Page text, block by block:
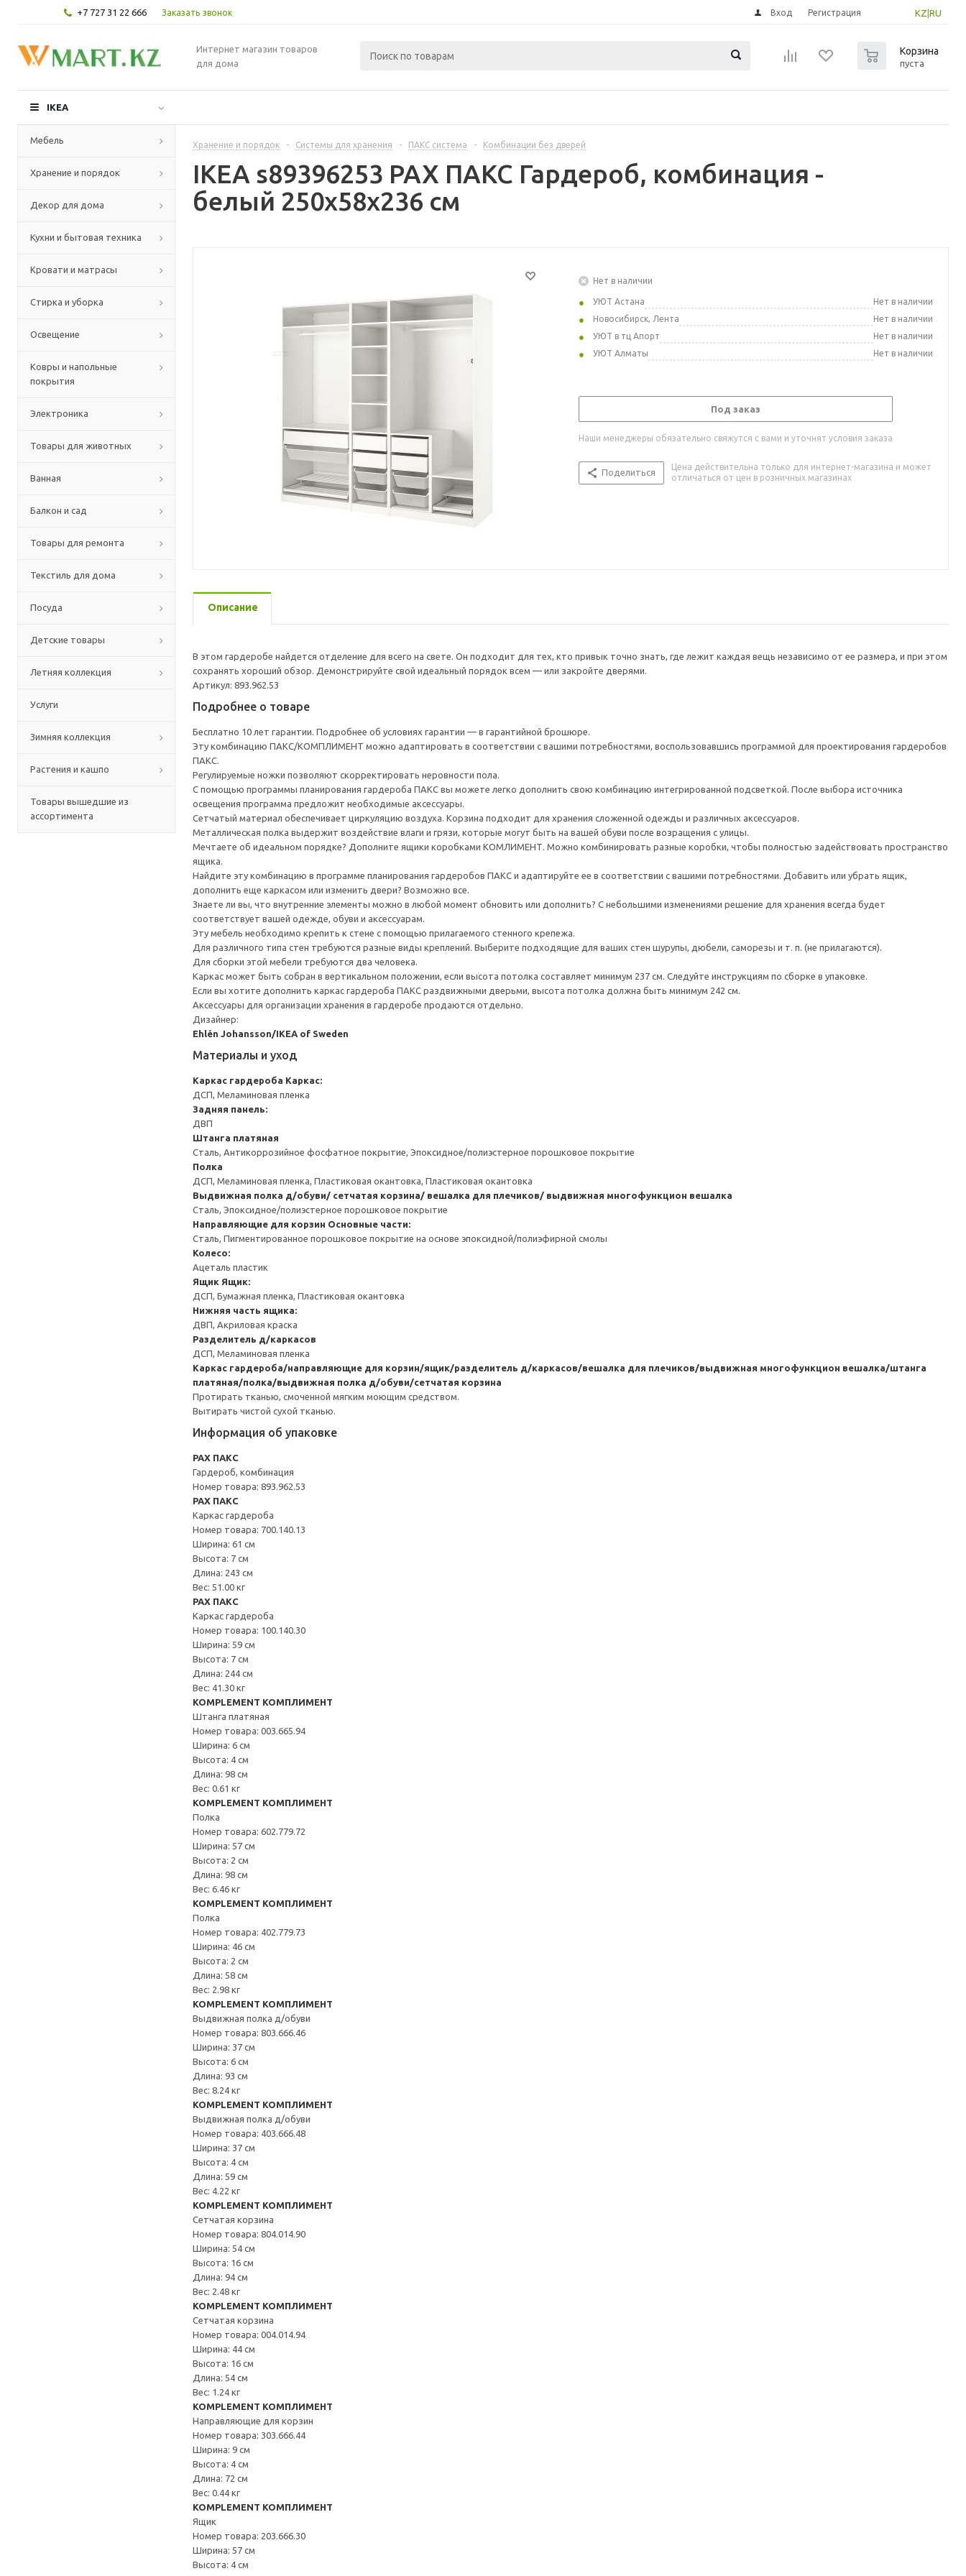
+7 727 31 22 666 Заказать звонок KZ RU
Вход Регистрация
Интернет магазин товаров
для дома
Корзина
пуста
IKEA
Мебель
Хранение и порядок
Декор для дома
Кухни и бытовая техника
Кровати и матрасы
Стирка и уборка
Освещение
Ковры и напольные
покрытия
Электроника
Товары для животных
Ванная
Балкон и сад
Товары для ремонта
Текстиль для дома
Посуда
Детские товары
Летняя коллекция
Услуги
Зимняя коллекция
Растения и кашпо
Товары вышедшие из
ассортимента
Хранение и порядок - Системы для хранения - ПАКС система - Комбинации без дверей
IKEA s89396253 PAX ПАКС Гардероб, комбинация -
белый 250x58x236 см
Нет в наличии
УЮТ Астана
Нет в наличии
Новосибирск, Лента
Нет в наличии
УЮТ в тц Апорт
Нет в наличии
УЮТ Алматы
Нет в наличии
Под заказ
Наши менеджеры обязательно свяжутся с вами и уточнят условия заказа
Поделиться
Цена действительна только для интернет-магазина и может
отличаться от цен в розничных магазинах
Описание
В этом гардеробе найдется отделение для всего на свете. Он подходит для тех, кто привык точно знать, где лежит каждая вещь независимо от ее размера, и при этом
сохранять хороший обзор. Демонстрируйте свой идеальный порядок всем — или закройте дверями.
Артикул: 893.962.53
Подробнее о товаре
Бесплатно 10 лет гарантии. Подробнее об условиях гарантии — в гарантийной брошюре.
Эту комбинацию ПАКС/КОМПЛИМЕНТ можно адаптировать в соответствии с вашими потребностями, воспользовавшись программой для проектирования гардеробов
ПАКС.
Регулируемые ножки позволяют скорректировать неровности пола.
С помощью программы планирования гардероба ПАКС вы можете легко дополнить свою комбинацию интегрированной подсветкой. После выбора источника
освещения программа предложит необходимые аксессуары.
Сетчатый материал обеспечивает циркуляцию воздуха. Корзина подходит для хранения сложенной одежды и различных аксессуаров.
Металлическая полка выдержит воздействие влаги и грязи, которые могут быть на вашей обуви после возращения с улицы.
Мечтаете об идеальном порядке? Дополните ящики коробками КОМЛИМЕНТ. Можно комбинировать разные коробки, чтобы полностью задействовать пространство
ящика.
Найдите эту комбинацию в программе планирования гардеробов ПАКС и адаптируйте ее в соответствии с вашими потребностями. Добавить или убрать ящик,
дополнить еще каркасом или изменить двери? Возможно все.
Знаете ли вы, что внутренние элементы можно в любой момент обновить или дополнить? С небольшими изменениями решение для хранения всегда будет
соответствует вашей одежде, обуви и аксессуарам.
Эту мебель необходимо крепить к стене с помощью прилагаемого стенного крепежа.
Для различного типа стен требуются разные виды креплений. Выберите подходящие для ваших стен шурупы, дюбели, саморезы и т. п. (не прилагаются).
Для сборки этой мебели требуются два человека.
Каркас может быть собран в вертикальном положении, если высота потолка составляет минимум 237 см. Следуйте инструкциям по сборке в упаковке.
Если вы хотите дополнить каркас гардероба ПАКС раздвижными дверьми, высота потолка должна быть минимум 242 см.
Аксессуары для организации хранения в гардеробе продаются отдельно.
Дизайнер:
Ehlén Johansson/IKEA of Sweden
Материалы и уход
Каркас гардероба Каркас:
ДСП, Меламиновая пленка
Задняя панель:
ДВП
Штанга платяная
Сталь, Антикоррозийное фосфатное покрытие, Эпоксидное/полиэстерное порошковое покрытие
Полка
ДСП, Меламиновая пленка, Пластиковая окантовка, Пластиковая окантовка
Выдвижная полка д/обуви/ сетчатая корзина/ вешалка для плечиков/ выдвижная многофункцион вешалка
Сталь, Эпоксидное/полиэстерное порошковое покрытие
Направляющие для корзин Основные части:
Сталь, Пигментированное порошковое покрытие на основе эпоксидной/полиэфирной смолы
Колесо:
Ацеталь пластик
Ящик Ящик:
ДСП, Бумажная пленка, Пластиковая окантовка
Нижняя часть ящика:
ДВП, Акриловая краска
Разделитель д/каркасов
ДСП, Меламиновая пленка
Каркас гардероба/направляющие для корзин/ящик/разделитель д/каркасов/вешалка для плечиков/выдвижная многофункцион вешалка/штанга
платяная/полка/выдвижная полка д/обуви/сетчатая корзина
Протирать тканью, смоченной мягким моющим средством.
Вытирать чистой сухой тканью.
Информация об упаковке
PAX ПАКС
Гардероб, комбинация
Номер товара: 893.962.53
PAX ПАКС
Каркас гардероба
Номер товара: 700.140.13
Ширина: 61 см
Высота: 7 см
Длина: 243 см
Вес: 51.00 кг
PAX ПАКС
Каркас гардероба
Номер товара: 100.140.30
Ширина: 59 см
Высота: 7 см
Длина: 244 см
Вес: 41.30 кг
KOMPLEMENT КОМПЛИМЕНТ
Штанга платяная
Номер товара: 003.665.94
Ширина: 6 см
Высота: 4 см
Длина: 98 см
Вес: 0.61 кг
KOMPLEMENT КОМПЛИМЕНТ
Полка
Номер товара: 602.779.72
Ширина: 57 см
Высота: 2 см
Длина: 98 см
Вес: 6.46 кг
KOMPLEMENT КОМПЛИМЕНТ
Полка
Номер товара: 402.779.73
Ширина: 46 см
Высота: 2 см
Длина: 58 см
Вес: 2.98 кг
KOMPLEMENT КОМПЛИМЕНТ
Выдвижная полка д/обуви
Номер товара: 803.666.46
Ширина: 37 см
Высота: 6 см
Длина: 93 см
Вес: 8.24 кг
KOMPLEMENT КОМПЛИМЕНТ
Выдвижная полка д/обуви
Номер товара: 403.666.48
Ширина: 37 см
Высота: 4 см
Длина: 59 см
Вес: 4.22 кг
KOMPLEMENT КОМПЛИМЕНТ
Сетчатая корзина
Номер товара: 804.014.90
Ширина: 54 см
Высота: 16 см
Длина: 94 см
Вес: 2.48 кг
KOMPLEMENT КОМПЛИМЕНТ
Сетчатая корзина
Номер товара: 004.014.94
Ширина: 44 см
Высота: 16 см
Длина: 54 см
Вес: 1.24 кг
KOMPLEMENT КОМПЛИМЕНТ
Направляющие для корзин
Номер товара: 303.666.44
Ширина: 9 см
Высота: 4 см
Длина: 72 см
Вес: 0.44 кг
KOMPLEMENT КОМПЛИМЕНТ
Ящик
Номер товара: 203.666.30
Ширина: 57 см
Высота: 4 см